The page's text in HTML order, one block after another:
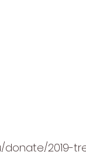
donate/2019-